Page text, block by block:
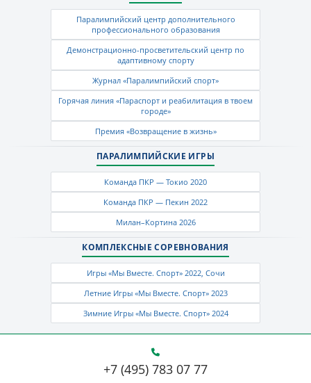
Паралимпийский центр дополнительного
профессионального образования
Демонстрационно-просветительский центр по
адаптивному спорту
Журнал «Паралимпийский спорт»
Горячая линия «Параспорт и реабилитация в твоем
городе»
Премия «Возвращение в жизнь»
ПАРАЛИМПИЙСКИЕ ИГРЫ
Команда ПКР — Токио 2020
Команда ПКР — Пекин 2022
Милан–Кортина 2026
КОМПЛЕКСНЫЕ СОРЕВНОВАНИЯ
Игры «Мы Вместе. Спорт» 2022, Сочи
Летние Игры «Мы Вместе. Спорт» 2023
Зимние Игры «Мы Вместе. Спорт» 2024
+7 (495) 783 07 77